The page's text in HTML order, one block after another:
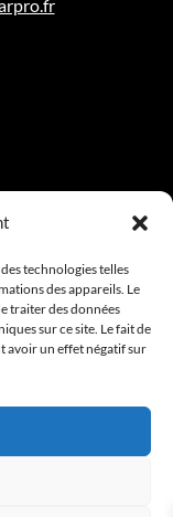
technologies telles
des appareils. Le
traiter des données
sur ce site. Le fait de
avoir un effet négatif sur